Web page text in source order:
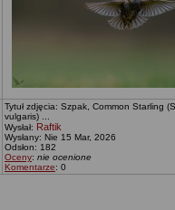
Tytuł zdjęcia: Szpak, Common Starling
vulgaris) ...
Wysłał: Raftik
Wysłany: Nie 15 Mar, 2026
Odsłon: 182
Oceny: nie ocenione
Komentarze: 0